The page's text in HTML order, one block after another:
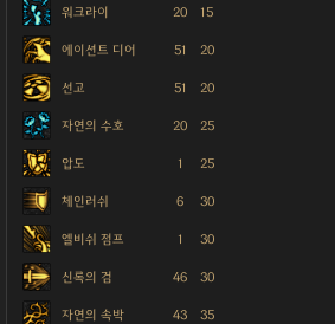
워크라이 20 15
에이션트 디어 51 20
선고 51 20
자연의 수호 20 25
압도 1 25
체인러쉬 6 30
엘비쉬 점프 1 30
신록의 검 46 30
자연의 속박 43 35